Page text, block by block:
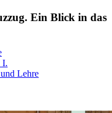
Ein Blick in das
I.
Lehre